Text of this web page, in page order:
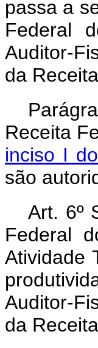
passa a
Federal
Auditor-
da
Receita
inciso I
são
Art. 6º
Federal
Atividade
Auditor-
da